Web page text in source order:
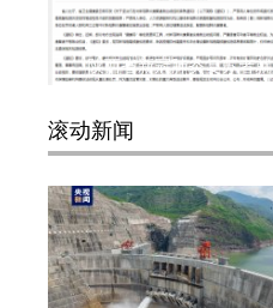
陕西省新冠肺炎复苏者就
滚动新闻